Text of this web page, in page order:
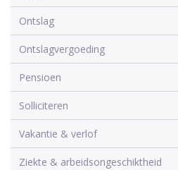
Ontslag
Ontslagvergoeding
Pensioen
Solliciteren
Vakantie & verlof
Ziekte & arbeidsongeschiktheid